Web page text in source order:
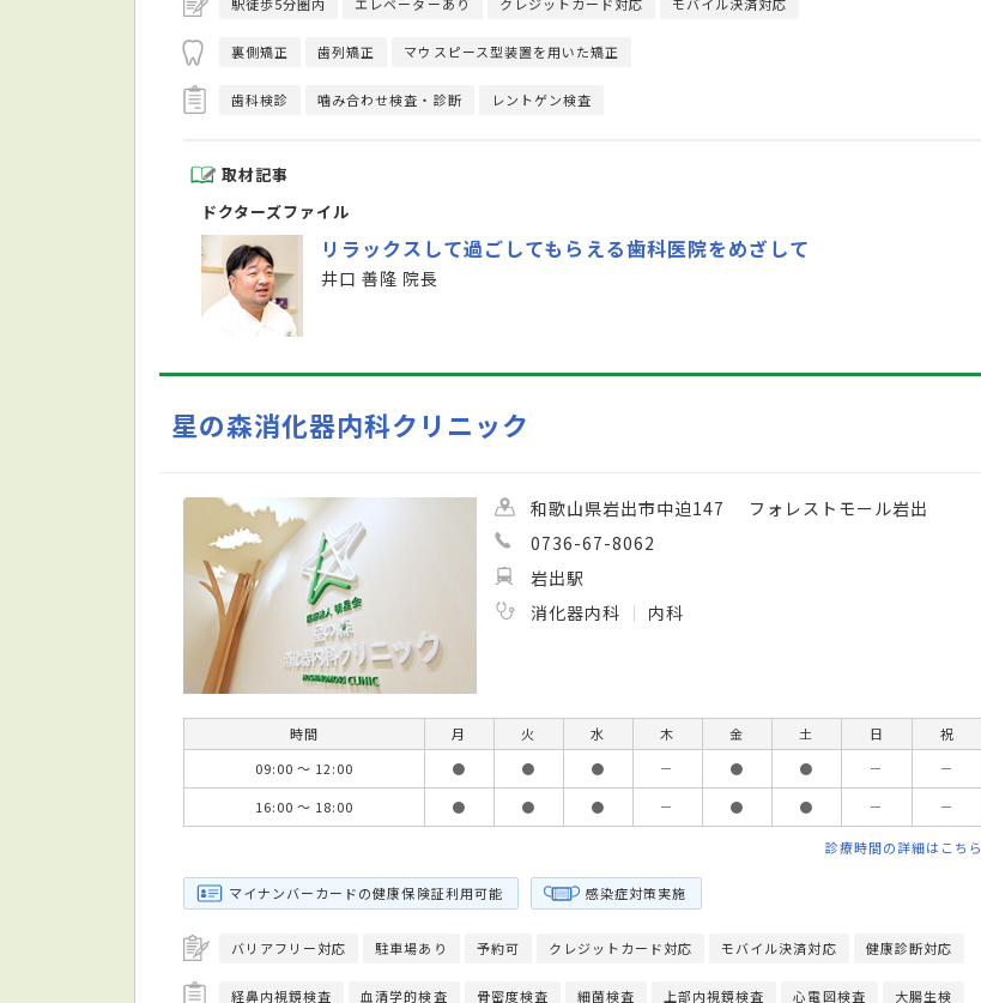
駅徒歩5分圏内 エレベーターあり クレジットカード対応 モバイル決済対応
裏側矯正 歯列矯正 マウスピース型装置を用いた矯正
歯科検診 噛み合わせ検査・診断 レントゲン検査
取材記事
ドクターズファイル
リラックスして過ごしてもらえる歯科医院をめざして
井口 善隆 院長
星の森消化器内科クリニック
和歌山県岩出市中迫147 フォレストモール岩出
0736-67-8062
岩出駅
消化器内科
内科
時間 月 火 水 木 金 土 日
祝
09:00 ～ 12:00
● ● ● － ● ● －
－
16:00 ～ 18:00
● ● ● － ● ● － －
診療時間の詳細はこちら
マイナンバーカードの健康保険証利用可能 感染症対策実施
バリアフリー対応 駐車場あり 予約可 クレジットカード対応 モバイル決済対応 健康診断対応
経鼻内視鏡検査 血清学的検査 骨密度検査 細菌検査 上部内視鏡検査 心電図検査 大腸生検